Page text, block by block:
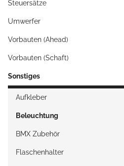
Steuersätze
Umwerfer
Vorbauten (Ahead)
Vorbauten (Schaft)
Sonstiges
Aufkleber
Beleuchtung
BMX Zubehör
Flaschenhalter